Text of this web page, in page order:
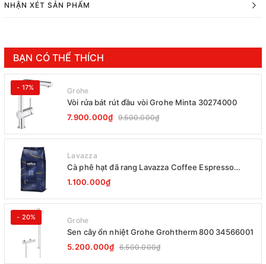
NHẬN XÉT SẢN PHẨM
BẠN CÓ THỂ THÍCH
- 17% Grohe
Vòi rửa bát rút đầu vòi Grohe Minta 30274000
7.900.000₫ 9.500.000₫
Lavazza
Cà phê hạt đã rang Lavazza Coffee Espresso
Super Crema 1000g Date 12-2027
1.100.000₫
- 20% Grohe
Sen cây ổn nhiệt Grohe Grohtherm 800 34566001
5.200.000₫ 6.500.000₫